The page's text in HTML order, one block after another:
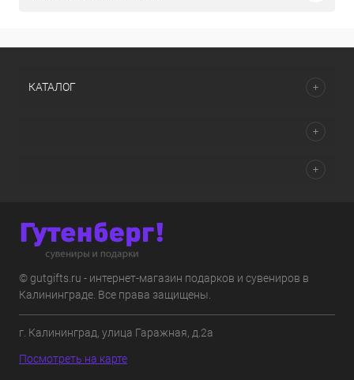
КАТАЛОГ
© gutgifts.ru - интернет-магазин подарков и сувениров в
Калининграде. Все права защищены.
г. Калининград, улица Гаражная, д.2а
Посмотреть на карте